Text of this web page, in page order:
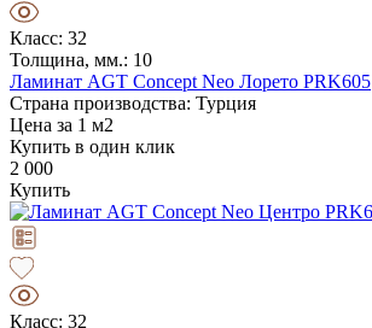
Класс: 32
Толщина, мм.: 10
Ламинат AGT Concept Neo Лорето PRK605
Страна производства: Турция
Цена за 1 м2
Купить в один клик
2 000
Купить
Класс: 32